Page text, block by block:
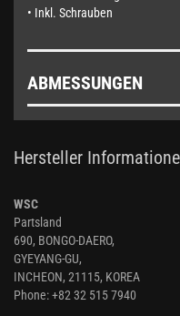
• Inkl. Schrauben
ABMESSUNGEN
Hersteller
WSC
Partsland
690, BONGO-DAERO,
GYEYANG-GU,
INCHEON, 21115, KOREA
Phone: +82 32 515 7940